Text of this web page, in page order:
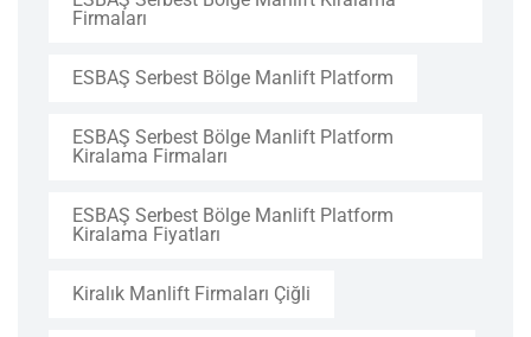
Firmaları
ESBAŞ Serbest Bölge Manlift Platform
ESBAŞ Serbest Bölge Manlift Platform
Kiralama Firmaları
ESBAŞ Serbest Bölge Manlift Platform
Kiralama Fiyatları
Kiralık Manlift Firmaları Çiğli